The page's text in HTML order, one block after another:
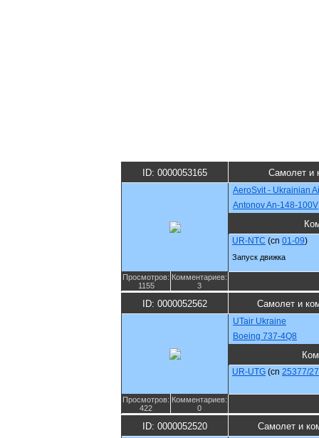
ID: 0000053165 Самолет и
AeroSvit - Ukrainian
Antonov An-148-100V
UR-NTC (cn 01-09)
Запуск движка
Просмотров:
1155
Комментариев:
3
ID: 0000052562 Самолет и
UTair Ukraine
Boeing 737-4Q8
UR-UTG (cn 25377/
Просмотров:
422
Комментариев:
0
ID: 0000052520 Самолет и